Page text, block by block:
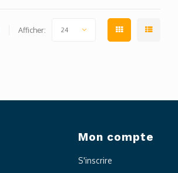
Afficher: 24
Mon compte
S'inscrire